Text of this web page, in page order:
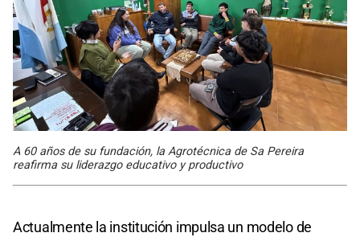
A 60 años de su fundación, la Agrotécnica de Sa Pereira
reafirma su liderazgo educativo y productivo
Actualmente la institución impulsa un modelo de